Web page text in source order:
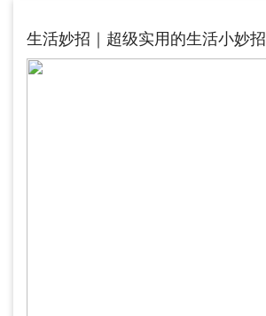
生活妙招｜超级实用的生活小妙招